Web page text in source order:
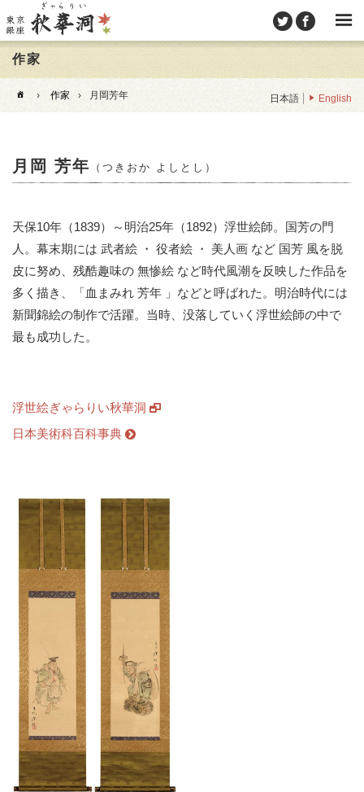
作家
› 作家 › 月岡芳年 日本語 English
月岡 芳年 （つきおか よしとし）
天保10年（1839）～明治25年（1892）浮世絵師。国芳の門
人。幕末期には 武者絵 ・ 役者絵 ・ 美人画 など 国芳 風を脱
皮に努め、残酷趣味の 無惨絵 など時代風潮を反映した作品を
多く描き、「血まみれ 芳年 」などと呼ばれた。明治時代には
新聞錦絵の制作で活躍。当時、没落していく浮世絵師の中で
最も成功した。
浮世絵ぎゃらりい秋華洞
日本美術科百科事典